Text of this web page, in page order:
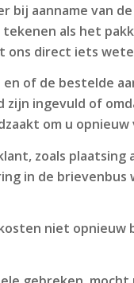
bij aanname van
als het
ons direct iets
of de bestelde
ingevuld of
om u
zoals
in de
niet